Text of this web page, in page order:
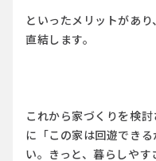
といったメリットがあ
直結します。
これから家づくりを検
に「この家は回遊でき
い。きっと、暮らしや